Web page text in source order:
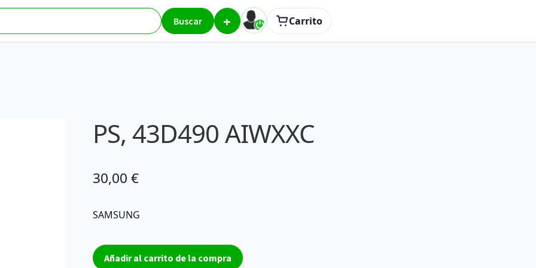
Buscar + Carrito
PS, 43D490 AIWXXC
30,00 €
SAMSUNG
PS, Añadir al carrito de la compra